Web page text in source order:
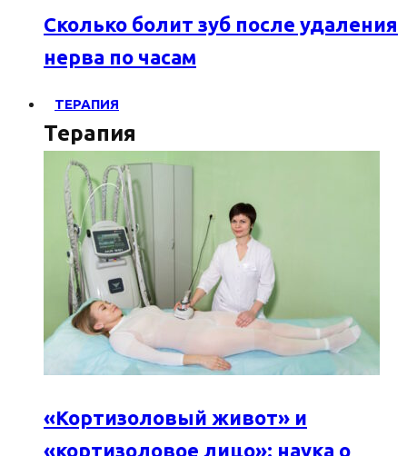
Сколько болит зуб после удаления
нерва по часам
ТЕРАПИЯ
Терапия
«Кортизоловый живот» и
«кортизоловое лицо»: наука о